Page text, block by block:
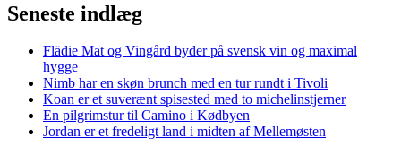
Seneste indlæg
Flädie Mat og Vingård byder på svensk vin og maximal
hygge
Nimb har en skøn brunch med en tur rundt i Tivoli
Koan er et suverænt spisested med to michelinstjerner
En pilgrimstur til Camino i Kødbyen
Jordan er et fredeligt land i midten af Mellemøsten